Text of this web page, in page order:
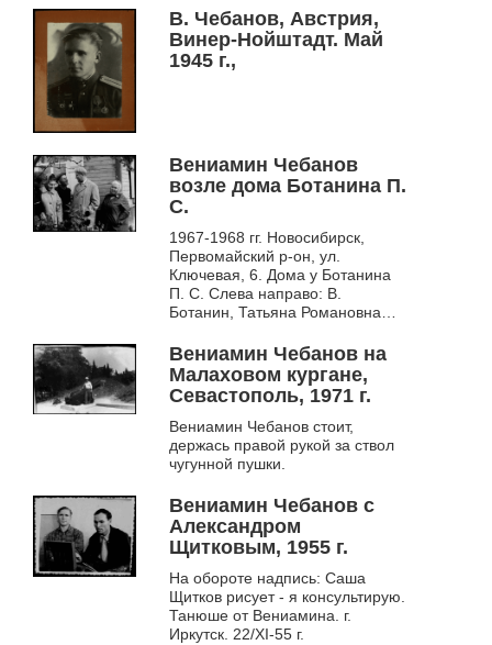
В. Чебанов, Австрия,
Винер-Нойштадт. Май
1945 г.,
Вениамин Чебанов
возле дома Ботанина П.
С.
1967-1968 гг. Новосибирск,
Первомайский р-он, ул.
Ключевая, 6. Дома у Ботанина
П. С. Слева направо: В.
Ботанин, Татьяна Романовна
Ботанин, В. К. Чебанов, Мария
Ивановна Ботанина....
Вениамин Чебанов на
Малаховом кургане,
Севастополь, 1971 г.
Вениамин Чебанов стоит,
держась правой рукой за ствол
чугунной пушки.
Вениамин Чебанов с
Александром
Щитковым, 1955 г.
На обороте надпись: Саша
Щитков рисует - я консультирую.
Танюше от Вениамина. г.
Иркутск. 22/XI-55 г.